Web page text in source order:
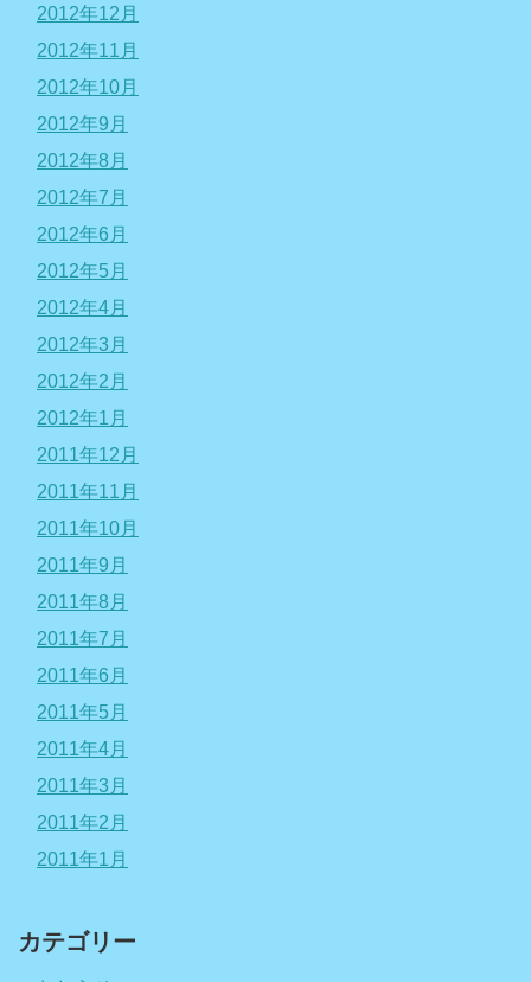
2012年12月
2012年11月
2012年10月
2012年9月
2012年8月
2012年7月
2012年6月
2012年5月
2012年4月
2012年3月
2012年2月
2012年1月
2011年12月
2011年11月
2011年10月
2011年9月
2011年8月
2011年7月
2011年6月
2011年5月
2011年4月
2011年3月
2011年2月
2011年1月
カテゴリー